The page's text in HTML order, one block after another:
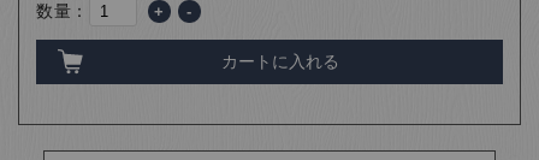
数量： + -
カートに入れる